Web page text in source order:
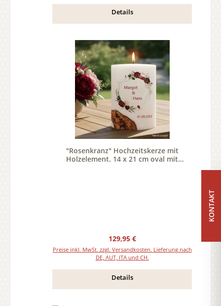
Details
"Rosenkranz" Hochzeitskerze mit
Holzelement. 14 x 21 cm oval mit
Regulärer Preis:
129,95 €
Preise inkl. MwSt. zzgl. Versandkosten. Lieferung nach
DE, AUT, ITA und CH.
Details
KONTAKT